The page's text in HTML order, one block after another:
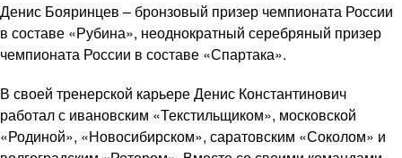
Денис Бояринцев – бронзовый призер чемпионата России
в составе «Рубина», неоднократный серебряный призер
чемпионата России в составе «Спартака».
В своей тренерской карьере Денис Константинович
работал с ивановским «Текстильщиком», московской
«Родиной», «Новосибирском», саратовским «Соколом» и